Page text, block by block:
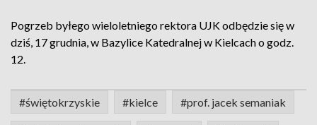
Pogrzeb byłego wieloletniego rektora UJK odbędzie się w
dziś, 17 grudnia, w Bazylice Katedralnej w Kielcach o godz.
12.
#świętokrzyskie #kielce #prof. jacek semaniak